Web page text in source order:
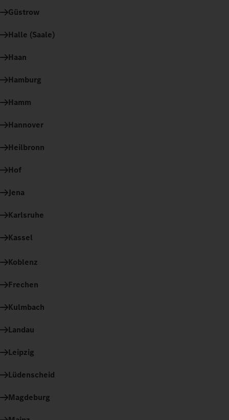
Güstrow
Halle (Saale)
Haan
Hamburg
Hamm
Hannover
Heilbronn
Hof
Jena
Karlsruhe
Kassel
Koblenz
Frechen
Kulmbach
Landau
Leipzig
Lüdenscheid
Magdeburg